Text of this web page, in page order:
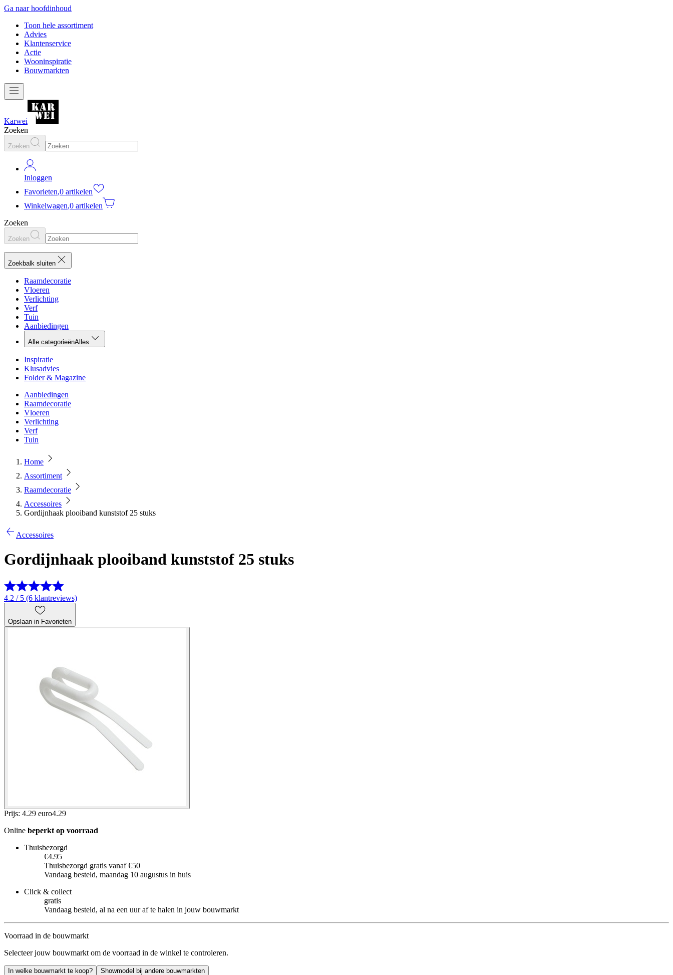
Ga naar hoofdinhoud
Toon hele assortiment
Advies
Klantenservice
Actie
Wooninspiratie
Bouwmarkten
Karwei
Zoeken
Zoeken
Inloggen
Favorieten,0 artikelen
Winkelwagen,0 artikelen
Zoeken
Zoeken
Zoekbalk sluiten
Raamdecoratie
Vloeren
Verlichting
Verf
Tuin
Aanbiedingen
Alle categorieënAlles
Inspiratie
Klusadvies
Folder & Magazine
Aanbiedingen
Raamdecoratie
Vloeren
Verlichting
Verf
Tuin
Home
Assortiment
Raamdecoratie
Accessoires
Gordijnhaak plooiband kunststof 25 stuks
Accessoires
Gordijnhaak plooiband kunststof 25 stuks
4.2 / 5 (6 klantreviews)
Opslaan in Favorieten
Prijs: 4.29 euro4.29
Online beperkt op voorraad
Thuisbezorgd
€4.95
Thuisbezorgd gratis vanaf €50
Vandaag besteld, maandag 10 augustus in huis
Click & collect
gratis
Vandaag besteld, al na een uur af te halen in jouw bouwmarkt
Voorraad in de bouwmarkt
Selecteer jouw bouwmarkt om de voorraad in de winkel te controleren.
In welke bouwmarkt te koop? Showmodel bij andere bouwmarkten